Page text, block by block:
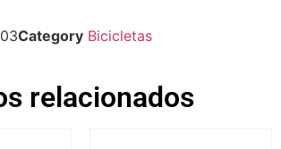
Category Bicicletas
relacionados